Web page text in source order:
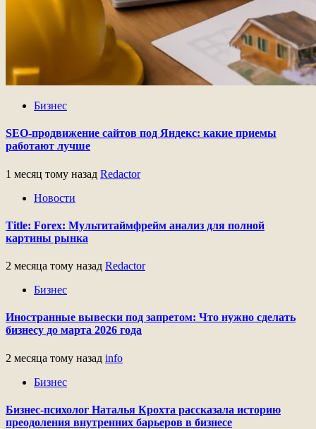
Бизнес
SEO-продвижение сайтов под Яндекс: какие приемы
работают лучше
1 месяц тому назад Redactor
Новости
Title: Forex: Мультитаймфрейм анализ для полной
картины рынка
2 месяца тому назад Redactor
Бизнес
Иностранные вывески под запретом: Что нужно сделать
бизнесу до марта 2026 года
2 месяца тому назад info
Бизнес
Бизнес-психолог Наталья Крохта рассказала историю
преодоления внутренних барьеров в бизнесе